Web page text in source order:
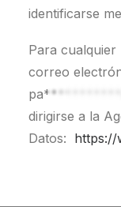
identificarse
Para cualquier
correo
dirigirse a la
Datos: https://